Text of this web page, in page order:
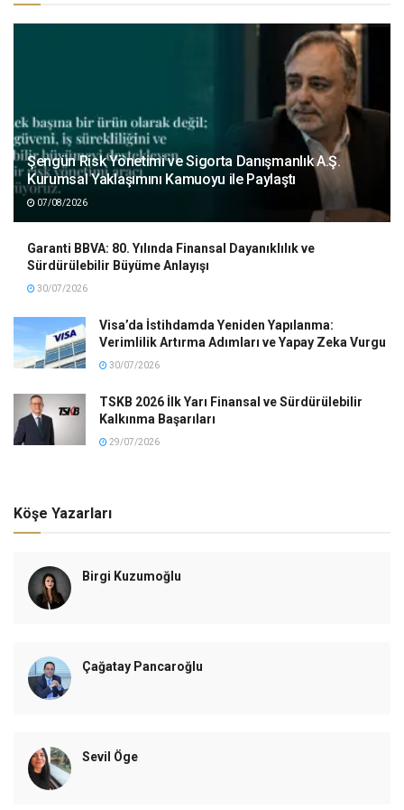
Şengün Risk Yönetimi ve Sigorta Danışmanlık A.Ş.
Kurumsal Yaklaşımını Kamuoyu ile Paylaştı
07/08/2026
Garanti BBVA: 80. Yılında Finansal Dayanıklılık ve
Sürdürülebilir Büyüme Anlayışı
30/07/2026
Visa’da İstihdamda Yeniden Yapılanma:
Verimlilik Artırma Adımları ve Yapay Zeka Vurgu
30/07/2026
TSKB 2026 İlk Yarı Finansal ve Sürdürülebilir
Kalkınma Başarıları
29/07/2026
Köşe Yazarları
Birgi Kuzumoğlu
Çağatay Pancaroğlu
Sevil Öge